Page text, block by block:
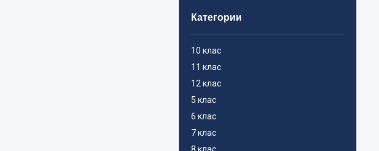
Категории
10 клас
11 клас
12 клас
5 клас
6 клас
7 клас